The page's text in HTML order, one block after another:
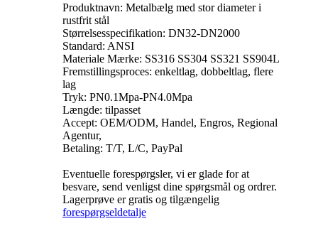
Produktnavn: Metalbælg med stor diameter i
rustfrit stål
Størrelsesspecifikation: DN32-DN2000
Standard: ANSI
Materiale Mærke: SS316 SS304 SS321 SS904L
Fremstillingsproces: enkeltlag, dobbeltlag, flere
lag
Tryk: PN0.1Mpa-PN4.0Mpa
Længde: tilpasset
Accept: OEM/ODM, Handel, Engros, Regional
Agentur,
Betaling: T/T, L/C, PayPal
Eventuelle forespørgsler, vi er glade for at
besvare, send venligst dine spørgsmål og ordrer.
Lagerprøve er gratis og tilgængelig
forespørgseldetalje